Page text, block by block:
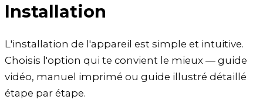
Installation
L'installation de l'appareil est simple et intuitive.
Choisis l'option qui te convient le mieux — guide
vidéo, manuel imprimé ou guide illustré détaillé
étape par étape.